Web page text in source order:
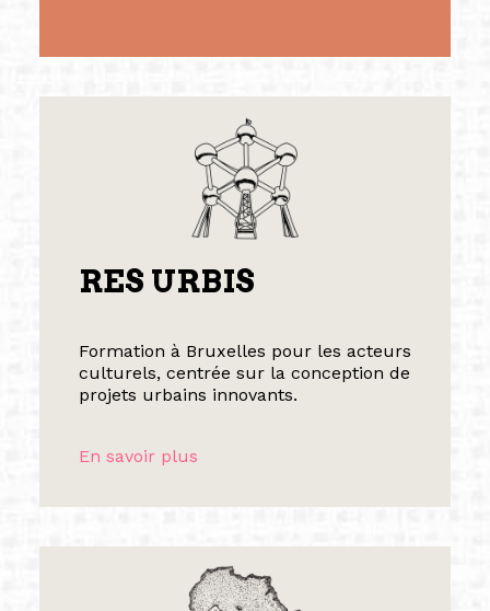
RES URBIS
Formation à Bruxelles pour les acteurs
culturels, centrée sur la conception de
projets urbains innovants.
En savoir plus